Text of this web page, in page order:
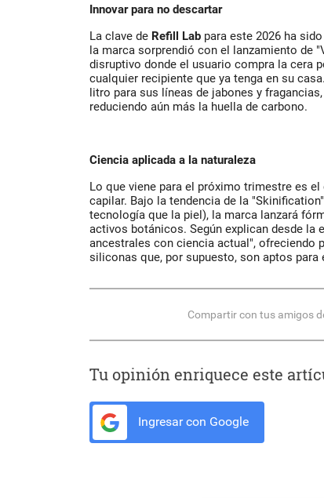
Innovar para no descartar
La clave de Refill Lab para este 2026 ha
la marca sorprendió con el lanzamiento de
disruptivo donde el usuario compra la cera
cualquier recipiente que ya tenga en su
litro para sus líneas de jabones y
reduciendo aún más la huella de carbono.
Ciencia aplicada a la naturaleza
Lo que viene para el próximo trimestre es
capilar. Bajo la tendencia de la
tecnología que la piel), la marca lanzará
activos botánicos. Según explican desde la
ancestrales con ciencia actual", ofreciendo
siliconas que, por supuesto, son aptos para
Compartir con tus amigos
Tu opinión enriquece este
Ingresar con Google